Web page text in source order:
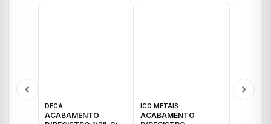
DECA
ACABAMENTO
ICO METAIS
ACABAMENTO